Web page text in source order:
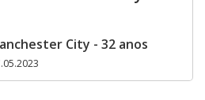
City - 32 anos